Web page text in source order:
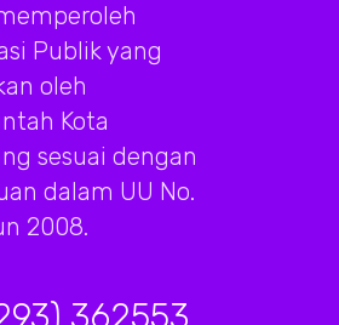
Publik yang
oleh
Kota
sesuai dengan
dalam UU No.
2008.
362553